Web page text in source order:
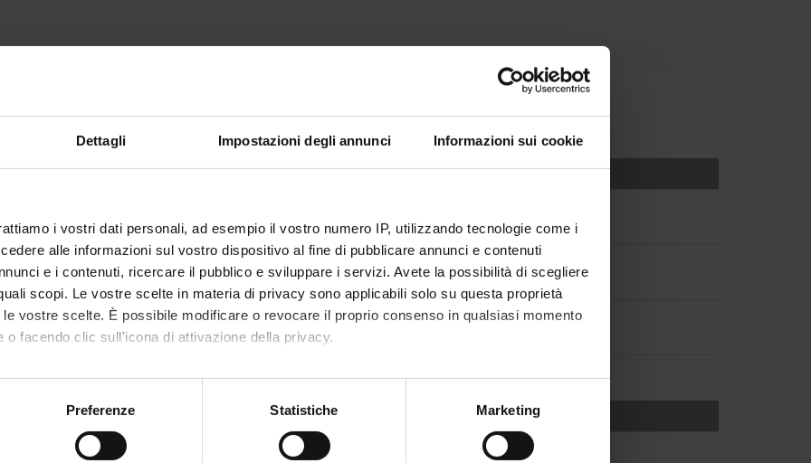
Dettagli Impostazioni degli annunci Informazioni sui cookie
i vostri dati personali, ad esempio il vostro numero IP, utilizzando tecnologie come i
alle informazioni sul vostro dispositivo al fine di pubblicare annunci e contenuti
e i contenuti, ricercare il pubblico e sviluppare i servizi. Avete la possibilità di scegliere
scopi. Le vostre scelte in materia di privacy sono applicabili solo su questa proprietà
vostre scelte. È possibile modificare o revocare il proprio consenso in qualsiasi momento
o facendo clic sull'icona di attivazione della privacy.
anche:
sulla tua posizione geografica, con un'approssimazione di qualche metro,
Preferenze Statistiche Marketing
del mondo antico e medievale
archaeometry, landscape archaeology
heritage, cultural identities and memories
Antropologia
history
dell'antichità